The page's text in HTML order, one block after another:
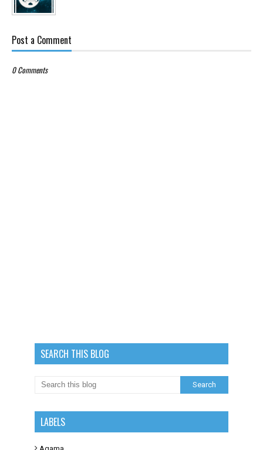
Post a Comment
0 Comments
SEARCH THIS BLOG
LABELS